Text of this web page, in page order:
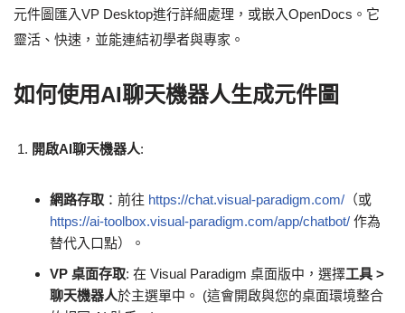
元件圖匯入VP Desktop進行詳細處理，或嵌入OpenDocs。它
靈活、快速，並能連結初學者與專家。
如何使用AI聊天機器人生成元件圖
開啟AI聊天機器人:
網路存取 ：前往 https://chat.visual-paradigm.com/ （或
https://ai-toolbox.visual-paradigm.com/app/chatbot/ 作為
替代入口點）。
VP 桌面存取: 在 Visual Paradigm 桌面版中，選擇工具 >
聊天機器人於主選單中。 (這會開啟與您的桌面環境整合